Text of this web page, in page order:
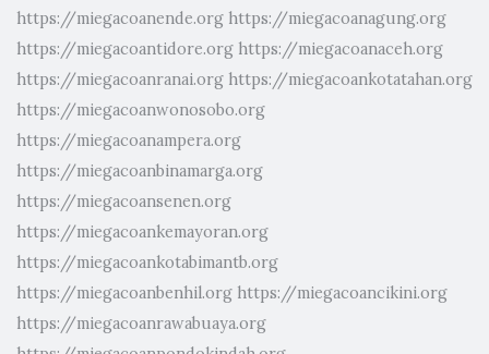
https://miegacoanende.org https://miegacoanagung.org
https://miegacoantidore.org https://miegacoanaceh.org
https://miegacoanranai.org https://miegacoankotatahan.org
https://miegacoanwonosobo.org
https://miegacoanampera.org
https://miegacoanbinamarga.org
https://miegacoansenen.org
https://miegacoankemayoran.org
https://miegacoankotabimantb.org
https://miegacoanbenhil.org https://miegacoancikini.org
https://miegacoanrawabuaya.org